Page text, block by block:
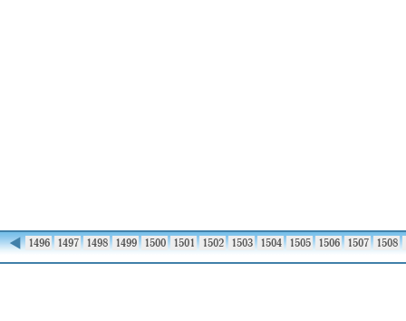
◀ 1496 1497 1498 1499 1500 1501 1502 1503 1504 1505 1506 1507 1508